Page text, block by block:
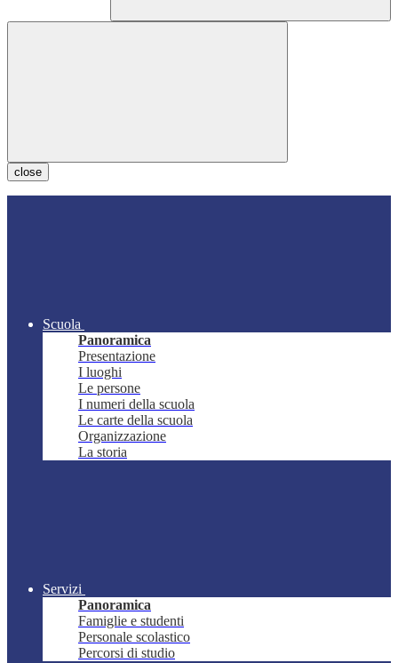
close
Scuola
Panoramica
Presentazione
I luoghi
Le persone
I numeri della scuola
Le carte della scuola
Organizzazione
La storia
Servizi
Panoramica
Famiglie e studenti
Personale scolastico
Percorsi di studio